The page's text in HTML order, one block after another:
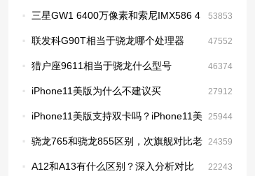
53853
三星GW1 6400万像素和索尼IMX586 4
800万像素CMOS哪个更强
·
47552
联发科G90T相当于骁龙哪个处理器
·
46374
猎户座9611相当于骁龙什么型号
·
27912
iPhone11美版为什么不建议买
·
25944
iPhone11美版支持双卡吗？iPhone11美
版是单卡还是双卡
·
24359
骁龙765和骁龙855区别，次旗舰对比老
旗舰哪个好？
·
22243
A12和A13有什么区别？深入分析对比
·